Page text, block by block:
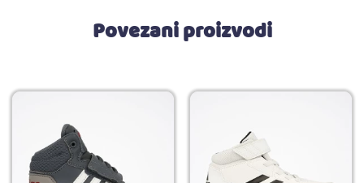
Povezani proizvodi